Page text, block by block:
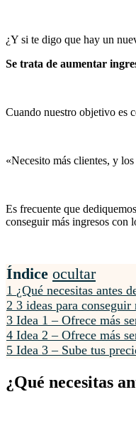
¿Y si te digo que hay un
Se trata de aumentar
Cuando nuestro objetivo es
«Necesito más clientes, y
Es frecuente que
conseguir más ingresos con
Índice ocultar
1 ¿Qué necesitas antes
2 3 ideas para
3 Idea 1 – Ofrece más
4 Idea 2 – Ofrece más
5 Idea 3 – Sube tus
¿Qué necesitas